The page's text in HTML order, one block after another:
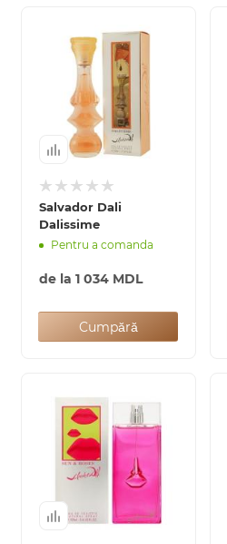
Salvador Dali
Dalissime
Pentru a comanda
de la 1 034 MDL
Cumpără